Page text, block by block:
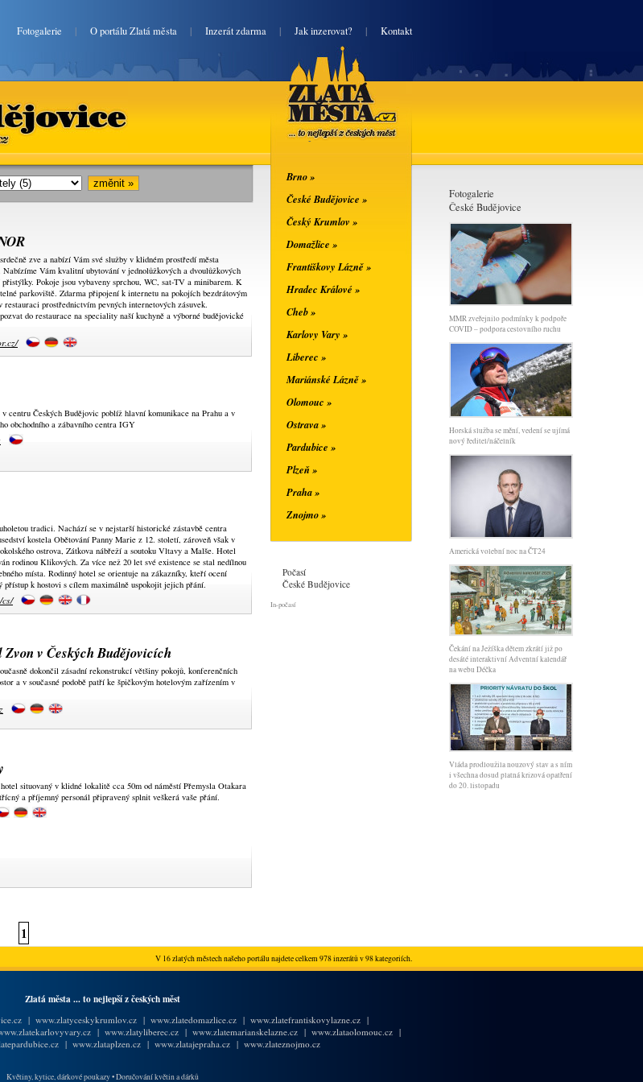
Fotogalerie | O portálu Zlatá města | Inzerát zdarma | Jak inzerovat? | Kontakt
zve a nabízí Vám své služby v klidném prostředí města
Nabízíme Vám kvalitní ubytování v jednolůžkových a dvoulůžkových
Pokoje jsou vybaveny sprchou, WC, sat-TV a minibarem. K
parkoviště. Zdarma připojení k internetu na pokojích bezdrátovým
restauraci prostřednictvím pevných internetových zásuvek.
do restaurace na speciality naší kuchyně a výborné budějovické
centru Českých Budějovic poblíž hlavní komunikace na Prahu a v
obchodního a zábavního centra IGY
tradici. Nachází se v nejstarší historické zástavbě centra
kostela Obětování Panny Marie z 12. století, zároveň však v
ostrova, Zátkova nábřeží a soutoku Vltavy a Malše. Hotel
rodinou Klikových. Za více než 20 let své existence se stal nedílnou
místa. Rodinný hotel se orientuje na zákazníky, kteří ocení
přístup k hostovi s cílem maximálně uspokojit jejich přání.
cs/
Zvon v Českých Budějovicích
dokončil zásadní rekonstrukcí většiny pokojů, konferenčních
a v současné podobě patří ke špičkovým hotelovým zařízením v
situovaný v klidné lokalitě cca 50m od náměstí Přemysla Otakara
a příjemný personál připravený splnit veškerá vaše přání.
1
Fotogalerie
České Budějovice
MMR zveřejnilo podmínky k podpoře
COVID – podpora cestovního ruchu
Horská služba se mění, vedení se ujímá
nový ředitel/náčelník
Americká volební noc na ČT24
Čekání na Ježíška dětem zkrátí již po
desáté interaktivní Adventní kalendář
na webu Déčka
Vláda prodloužila nouzový stav a s ním
i všechna dosud platná krizová opatření
do 20. listopadu
Zlatá města
... to nejlepší z
českých měst
Brno »
České Budějovice »
Český Krumlov »
Domažlice »
Františkovy Lázně »
Hradec Králové »
Cheb »
Karlovy Vary »
Liberec »
Mariánské Lázně »
Olomouc »
Ostrava »
Pardubice »
Plzeň »
Praha »
Znojmo »
Počasí
České Budějovice
In-počasí
V 16 zlatých městech našeho portálu najdete celkem 978 inzerátů v 98 kategoriích.
Zlatá města ... to nejlepší z českých měst
| www.zlatyceskykrumlov.cz | www.zlatedomazlice.cz | www.zlatefrantiskovylazne.cz |
| www.zlatyliberec.cz| www.zlatemarianskelazne.cz| www.zlataolomouc.cz|
| www.zlataplzen.cz| www.zlatajepraha.cz| www.zlateznojmo.cz
Květiny, kytice, dárkové poukazy•Doručování květin a dárků